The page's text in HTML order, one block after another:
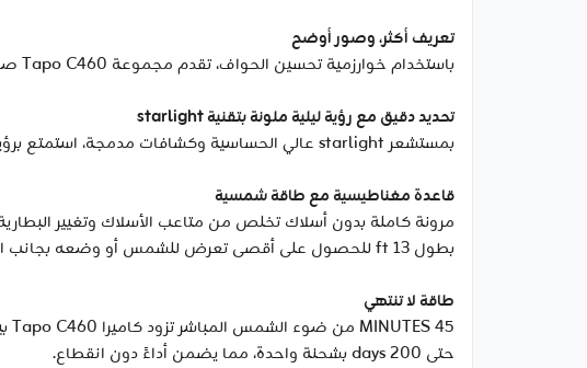
تعريف أكثر، وصور أوضح
باستخدام خوارزمية تحسين الحواف، تقدم مجموعة Tapo C460 صورًا ذات حواف أوضح وتفاصيل أدق، بدءًا من ملامح الوجه إلى النص وحتى ملمس النباتات.
تحديد دقيق مع رؤية ليلية ملونة بتقنية starlight
بمستشعر starlight عالي الحساسية وكشافات مدمجة، استمتع برؤية ليلية كاملة اللون. الألوان المحسّنة توفر سياقًا وتفصيلاً محسنًا لملاحظات أسرع وأكثر دقة.
قاعدة مغناطيسية مع طاقة شمسية
مرونة كاملة بدون أسلاك تخلص من متاعب الأسلاك وتغيير
بطول 13 ft للحصول على أقصى تعرض للشمس أو وضعه بجانب الكاميرا لمراقبة سلسة.
طاقة لا تنتهي
حتى 200 days بشحنة واحدة، مما يضمن أداءً دون انقطاع.